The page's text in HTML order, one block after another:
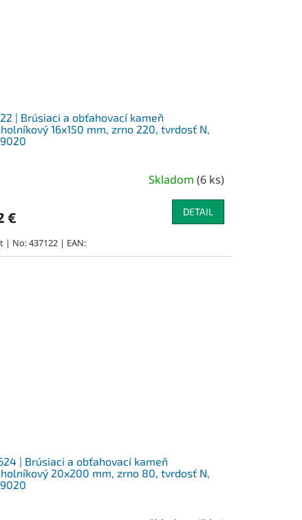
| Brúsiaci a obťahovací kameň
16x150 mm, zrno 220, tvrdosť N,
Skladom (6 ks)
€ DETAIL
| No: 437122 | EAN:
| Brúsiaci a obťahovací kameň
20x200 mm, zrno 80, tvrdosť N,